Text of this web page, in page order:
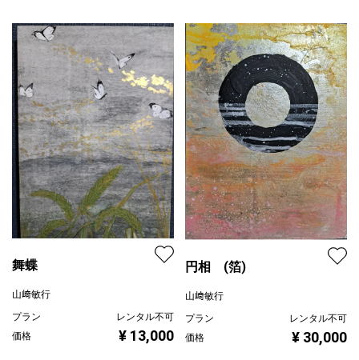
舞蝶
山﨑敏行
プラン
レンタル不可
価格
¥ 13,000
円相 (箔)
山﨑敏行
プラン
レンタル不可
価格
¥ 30,000